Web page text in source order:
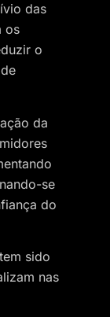
das
os
o
da
se
do
sido
nas